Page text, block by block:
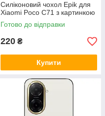
Силіконовий чохол Epik для
Xiaomi Poco C71 з картинкою
Готово до відправки
220 ₴
Купити